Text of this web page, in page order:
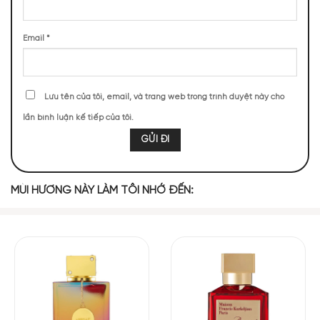
Mùi hương Maison Francis Kurkdjian Baccarat Rouge
540 EDP sang trọng, cuốn hút
3286 (22,63%)
1697 (11,68%) 587 (4,04%) 376 (2,59%)
Email *
Lưu tên của tôi, email, và trang web trong trình duyệt này cho
lần bình luận kế tiếp của tôi.
MÙI HƯƠNG NÀY LÀM TÔI NHỚ ĐẾN: